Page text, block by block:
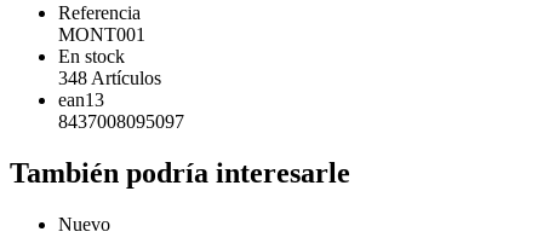
Referencia
MONT001
En stock
348 Artículos
ean13
8437008095097
También podría interesarle
Nuevo